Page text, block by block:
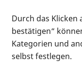
Vorlesen
Alle
Formaten an
Durch das Klicken
bestätigen“
Kategorien und
selbst festlegen.